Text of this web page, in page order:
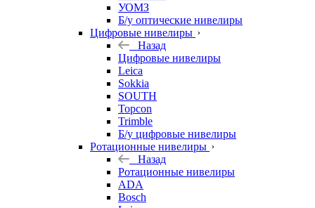
УОМЗ
Б/у оптические нивелиры
Цифровые нивелиры
Назад
Цифровые нивелиры
Leica
Sokkia
SOUTH
Topcon
Trimble
Б/у цифровые нивелиры
Ротационные нивелиры
Назад
Ротационные нивелиры
ADA
Bosch